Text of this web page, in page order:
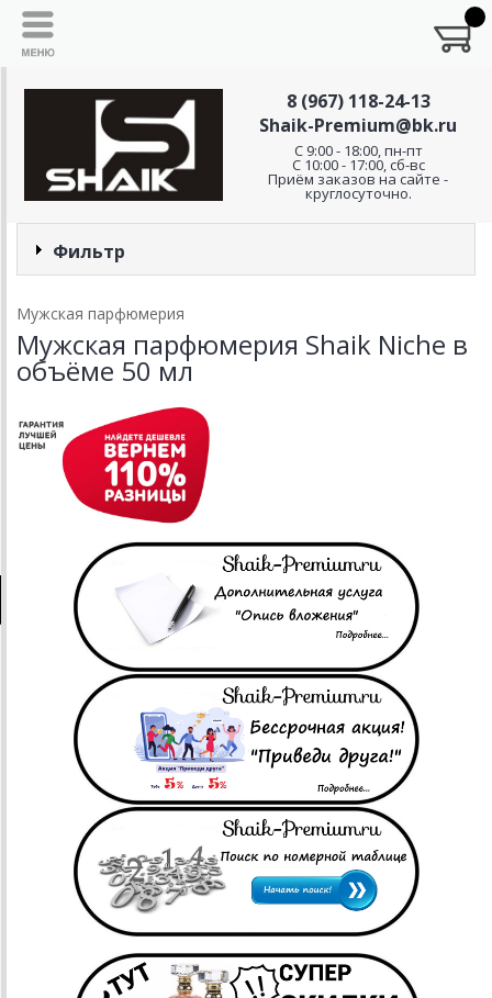
8 (967) 118-24-13
Shaik-Premium@bk.ru
C 9:00 - 18:00, пн-пт
С 10:00 - 17:00, сб-вс
Приём заказов на сайте -
круглосуточно.
Фильтр
Мужская парфюмерия
Мужская парфюмерия Shaik Niche в
объёме 50 мл